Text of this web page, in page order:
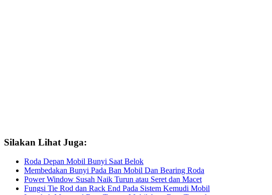
Silakan Lihat Juga:
Roda Depan Mobil Bunyi Saat Belok
Membedakan Bunyi Pada Ban Mobil Dan Bearing Roda
Power Window Susah Naik Turun atau Seret dan Macet
Fungsi Tie Rod dan Rack End Pada Sistem Kemudi Mobil